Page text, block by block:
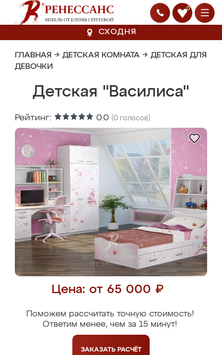
0
СХОДНЯ
ГЛАВНАЯ → ДЕТСКАЯ КОМНАТА → ДЕТСКАЯ ДЛЯ
ДЕВОЧКИ
Детская "Василиса"
Рейтинг: 0.0 (0 голосов)
Цена: от 65 000 ₽
Поможем рассчитать точную стоимость!
Ответим менее, чем за 15 минут!
ЗАКАЗАТЬ РАСЧЁТ